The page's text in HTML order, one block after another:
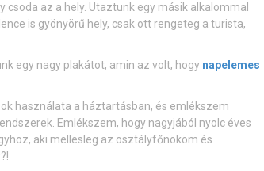
az a hely. Utaztunk egy másik alkalommal
is gyönyörű hely, csak ott rengeteg a turista,
egy nagy plakátot, amin az volt, hogy napelemes
használata a háztartásban, és emlékszem
Emlékszem, hogy nagyjából nyolc éves
aki mellesleg az osztályfőnököm és